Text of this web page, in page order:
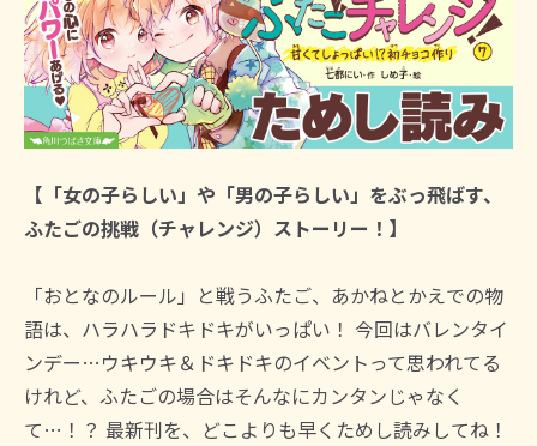
【「女の子らしい」や「男の子らしい」をぶっ飛ばす、
ふたごの挑戦（チャレンジ）ストーリー！】
「おとなのルール」と戦うふたご、あかねとかえでの物
語は、ハラハラドキドキがいっぱい！ 今回はバレンタイ
ンデー…ウキウキ＆ドキドキのイベントって思われてる
けれど、ふたごの場合はそんなにカンタンじゃなく
て…！？ 最新刊を、どこよりも早くためし読みしてね！